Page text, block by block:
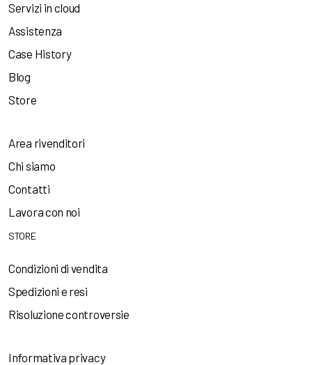
Servizi in cloud
Assistenza
Case History
Blog
Store
Area rivenditori
Chi siamo
Contatti
Lavora con noi
STORE
Condizioni di vendita
Spedizioni e resi
Risoluzione controversie
Informativa privacy